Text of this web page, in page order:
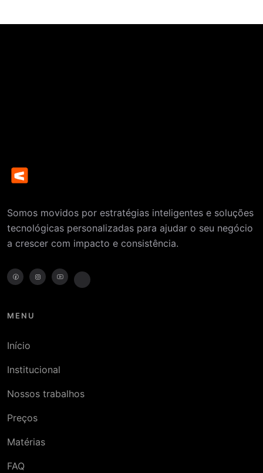
Somos movidos por estratégias inteligentes e soluções
tecnológicas personalizadas para ajudar o seu negócio
a crescer com impacto e consistência.
MENU
Início
Institucional
Nossos trabalhos
Preços
Matérias
FAQ